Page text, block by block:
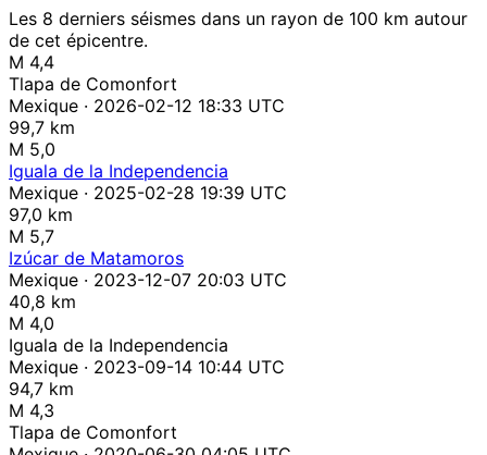
Les 8 derniers séismes dans un rayon de 100 km autour
de cet épicentre.
M 4,4
Tlapa de Comonfort
Mexique · 2026-02-12 18:33 UTC
99,7 km
M 5,0
Iguala de la Independencia
Mexique · 2025-02-28 19:39 UTC
97,0 km
M 5,7
Izúcar de Matamoros
Mexique · 2023-12-07 20:03 UTC
40,8 km
M 4,0
Iguala de la Independencia
Mexique · 2023-09-14 10:44 UTC
94,7 km
M 4,3
Tlapa de Comonfort